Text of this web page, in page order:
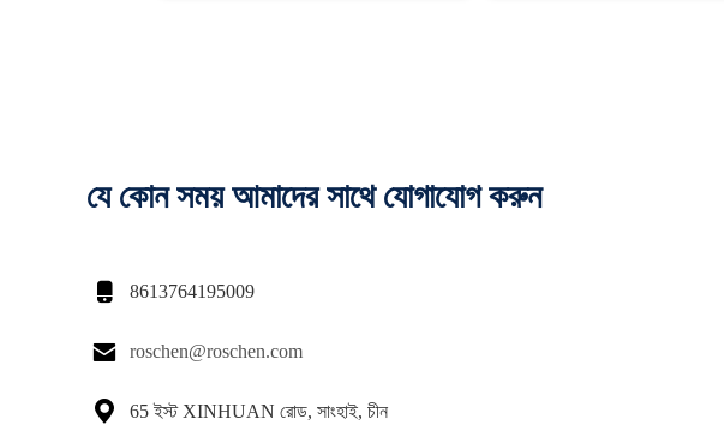
যে কোন সময় আমাদের সাথে যোগাযোগ করুন
 8613764195009
 roschen@roschen.com
 65 ইস্ট XINHUAN রোড, সাংহাই, চীন